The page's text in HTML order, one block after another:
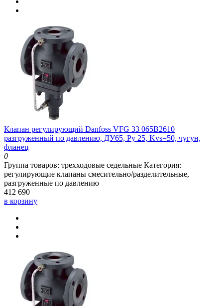
Клапан регулирующий Danfoss VFG 33 065B2610
разгруженный по давлению, ДУ65, Ру 25, Kvs=50, чугун,
фланец
0
Группа товаров: трехходовые седельные Категория:
регулирующие клапаны смесительно/разделительные,
разгруженные по давлению
412 690
в корзину